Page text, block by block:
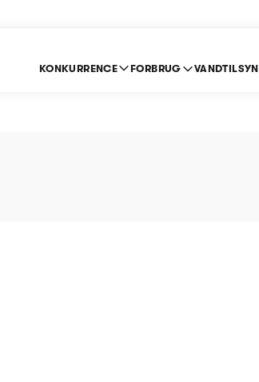
KONKURRENCE FORBRUG VANDTILSYN